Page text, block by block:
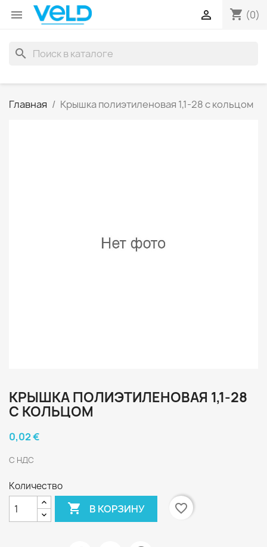
 shopping_cart (0)

search
Главная Крышка полиэтиленовая 1,1-28 с кольцом
КРЫШКА ПОЛИЭТИЛЕНОВАЯ 1,1-28
С КОЛЬЦОМ
0,02 €
С НДС
Количество
 В КОРЗИНУ favorite_border